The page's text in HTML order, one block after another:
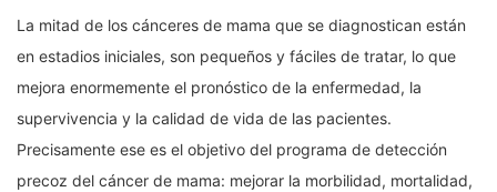
La mitad de los cánceres de mama que se diagnostican están
en estadios iniciales, son pequeños y fáciles de tratar, lo que
mejora enormemente el pronóstico de la enfermedad, la
supervivencia y la calidad de vida de las pacientes.
Precisamente ese es el objetivo del programa de detección
precoz del cáncer de mama: mejorar la morbilidad, mortalidad,